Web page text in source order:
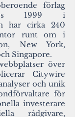
förlag
1999 i
har cirka 240
runt om i
New York,
Singapore.
över
Citywire
och unik
för
investerare
rådgivare,